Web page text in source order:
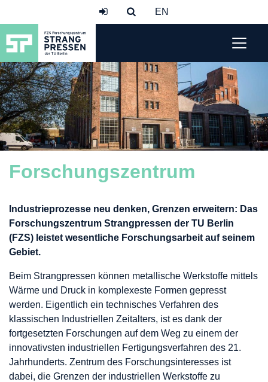
Forschungszentrum
Industrieprozesse neu denken, Grenzen erweitern: Das
Forschungszentrum Strangpressen der TU Berlin
(FZS) leistet wesentliche Forschungsarbeit auf seinem
Gebiet.
Beim Strangpressen können metallische Werkstoffe mittels
Wärme und Druck in komplexeste Formen gepresst
werden. Eigentlich ein technisches Verfahren des
klassischen Industriellen Zeitalters, ist es dank der
fortgesetzten Forschungen auf dem Weg zu einem der
innovativsten industriellen Fertigungsverfahren des 21.
Jahrhunderts. Zentrum des Forschungsinteresses ist
dabei, die Grenzen der industriellen Werkstoffe zu